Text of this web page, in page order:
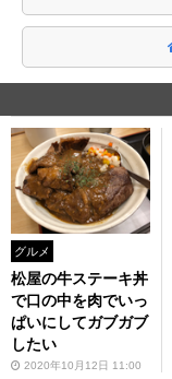
グルメ
松屋の牛ステーキ丼
で口の中を肉でいっ
ぱいにしてガブガブ
したい
2020年10月12日 11:00